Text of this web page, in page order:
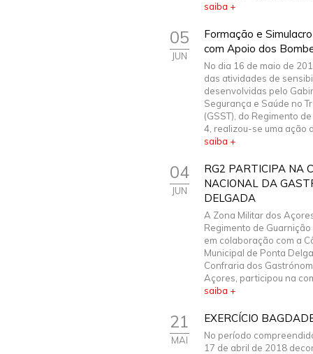
saiba +
05
JUN
Formação e
com Apoio dos
No dia 16 de maio de
das atividades de
desenvolvidas pelo
Segurança e Saúde no
(GSST), do Regimento
4, realizou-se uma ação
saiba +
04
JUN
RG2 PARTICIPA NA
NACIONAL DA
DELGADA
A Zona Militar dos
Regimento de Guarnição
em colaboração com a
Municipal de Ponta
Confraria dos
Açores, participou na
saiba +
21
MAI
EXERCÍCIO
No período
17 de abril de 2018